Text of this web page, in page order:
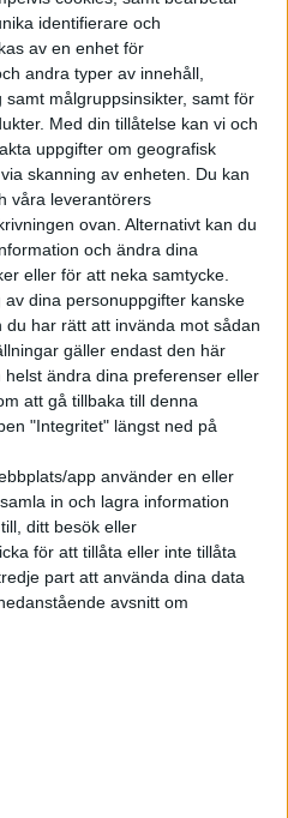
identifierare och
av en enhet för
andra typer av innehåll,
målgruppsinsikter, samt för
Med din tillåtelse kan vi och
uppgifter om geografisk
skanning av enheten. Du kan
våra leverantörers
ovan. Alternativt kan du
och ändra dina
eller för att neka samtycke.
dina personuppgifter kanske
har rätt att invända mot sådan
gäller endast den här
ändra dina preferenser eller
att gå tillbaka till denna
"Integritet" längst ned på
app använder en eller
in och lagra information
ditt besök eller
för att tillåta eller inte tillåta
part att använda dina data
avsnitt om
på taket, som är av
Thule, med inbyggt
har monterats på motorhuven
Insidan, som vi inte får se
bortsett från taket som är
inte kring konceptet och det
några planer på att sätta den i
Frontera har ett batteri på 44
på 83 kW. Showbilen visas